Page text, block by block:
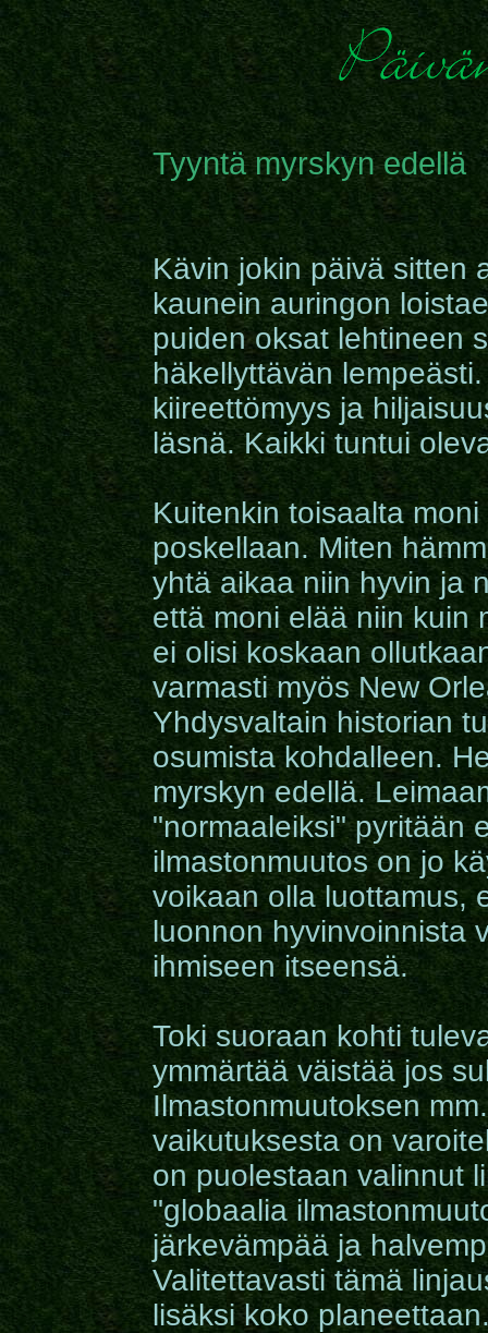
Tyyntä myrskyn edellä
Kävin jokin päivä sitten
kaunein auringon
puiden oksat lehtineen
häkellyttävän
kiireettömyys ja
läsnä. Kaikki tuntui
Kuitenkin toisaalta
poskellaan. Miten
yhtä aikaa niin hyvin ja
että moni elää niin kuin
ei olisi koskaan
varmasti myös New
Yhdysvaltain historian
osumista kohdalleen.
myrskyn edellä.
"normaaleiksi" pyritään
ilmastonmuutos on jo
voikaan olla luottamus,
luonnon hyvinvoinnista
ihmiseen itseensä.
Toki suoraan kohti
ymmärtää väistää jos
Ilmastonmuutoksen
vaikutuksesta on
on puolestaan valinnut
"globaalia
järkevämpää ja
Valitettavasti tämä
lisäksi koko